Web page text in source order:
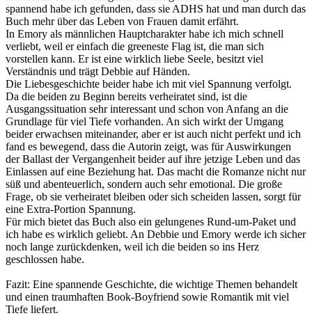
spannend habe ich gefunden, dass sie ADHS hat und man durch das
Buch mehr über das Leben von Frauen damit erfährt.
In Emory als männlichen Hauptcharakter habe ich mich schnell
verliebt, weil er einfach die greeneste Flag ist, die man sich
vorstellen kann. Er ist eine wirklich liebe Seele, besitzt viel
Verständnis und trägt Debbie auf Händen.
Die Liebesgeschichte beider habe ich mit viel Spannung verfolgt.
Da die beiden zu Beginn bereits verheiratet sind, ist die
Ausgangssituation sehr interessant und schon von Anfang an die
Grundlage für viel Tiefe vorhanden. An sich wirkt der Umgang
beider erwachsen miteinander, aber er ist auch nicht perfekt und ich
fand es bewegend, dass die Autorin zeigt, was für Auswirkungen
der Ballast der Vergangenheit beider auf ihre jetzige Leben und das
Einlassen auf eine Beziehung hat. Das macht die Romanze nicht nur
süß und abenteuerlich, sondern auch sehr emotional. Die große
Frage, ob sie verheiratet bleiben oder sich scheiden lassen, sorgt für
eine Extra-Portion Spannung.
Für mich bietet das Buch also ein gelungenes Rund-um-Paket und
ich habe es wirklich geliebt. An Debbie und Emory werde ich sicher
noch lange zurückdenken, weil ich die beiden so ins Herz
geschlossen habe.
Fazit: Eine spannende Geschichte, die wichtige Themen behandelt
und einen traumhaften Book-Boyfriend sowie Romantik mit viel
Tiefe liefert.